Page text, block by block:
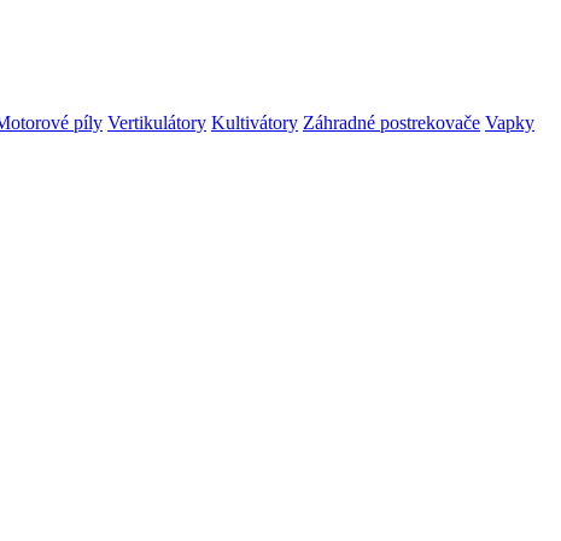
píly Vertikulátory Kultivátory Záhradné postrekovače Vapky